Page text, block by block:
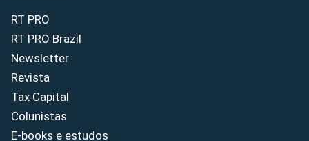
RT PRO
RT PRO Brazil
Newsletter
Revista
Tax Capital
Colunistas
E-books e estudos